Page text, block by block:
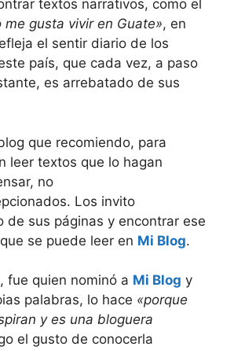
textos narrativos, como el
me gusta vivir en Guate», en
el sentir diario de los
país, que cada vez, a paso
es arrebatado de sus
que recomiendo, para
leer textos que lo hagan
no
Los invito
de sus páginas y encontrar ese
se puede leer en Mi Blog.
, fue quien nominó a Mi Blog y
palabras, lo hace «porque
y es una bloguera
el gusto de conocerla